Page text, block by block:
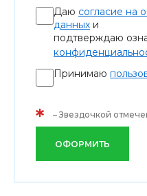
Даю согласие на
данных и
подтверждаю
Принимаю
* – Звездочкой
ОФОРМИТЬ